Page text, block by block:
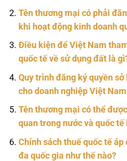
Tên thương mại có phải
khi hoạt động kinh doanh
Điều kiện để Việt Nam
quốc tế về sử dụng đất là
Quy trình đăng ký quyền
cho doanh nghiệp Việt
Tên thương mại có thể
quan trong nước và quốc tế
Chính sách thuế quốc tế áp
đa quốc gia như thế nào?